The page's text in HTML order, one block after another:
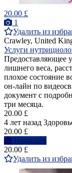
20.00 £
1
Удалить из
Crawley, United
Услуги
Предоставляющее
лишнего веса,
плохое состояние
он-лайн по
документ с
три месяца.
20.00 £
4 лет назад
20.00 £
Написать
20.00 £
Удалить из